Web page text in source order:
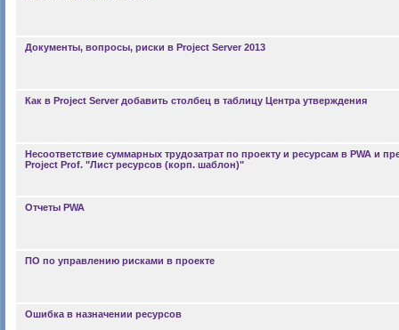
Документы, вопросы, риски в Project Server 2013
Как в Project Server добавить столбец в таблицу Центра утверждения
Несоответствие суммарных трудозатрат по проекту и ресурсам в PWA и
Project Prof. "Лист ресурсов (корп. шаблон)"
Отчеты PWA
ПО по управлению рисками в проекте
Ошибка в назначении ресурсов